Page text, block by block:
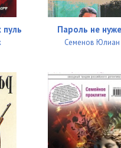
Пароль не
Семенов Юлиан